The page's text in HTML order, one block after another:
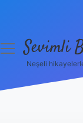
menüyüSevimli
Neşeli